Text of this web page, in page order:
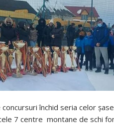
închid seria celor
7 centre montane de schi